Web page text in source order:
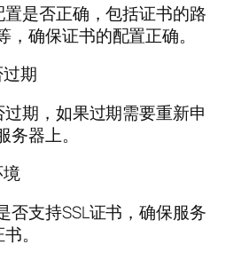
置是否正确，包括证书的路
确保证书的配置正确。
期
过期，如果过期需要重新申
器上。
否支持SSL证书，确保服务
。